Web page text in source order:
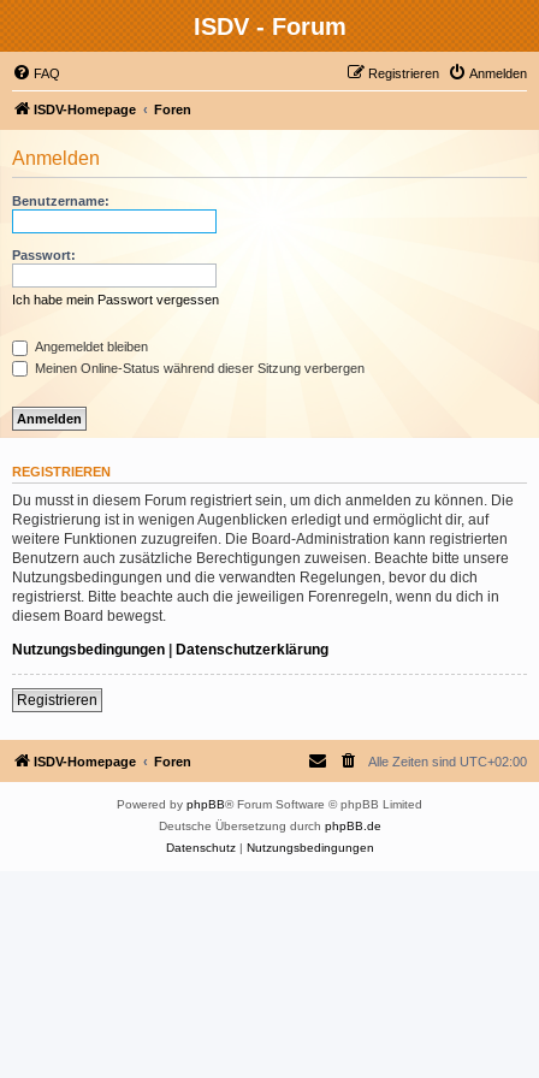
ISDV - Forum
FAQ Anmelden
Registrieren
ISDV-Homepage Foren
Anmelden
Benutzername:
Passwort:
Ich habe mein Passwort vergessen
Angemeldet bleiben
Meinen Online-Status während dieser Sitzung verbergen
REGISTRIEREN
Du musst in diesem Forum registriert sein, um dich anmelden zu können. Die
Registrierung ist in wenigen Augenblicken erledigt und ermöglicht dir, auf
weitere Funktionen zuzugreifen. Die Board-Administration kann registrierten
Benutzern auch zusätzliche Berechtigungen zuweisen. Beachte bitte unsere
Nutzungsbedingungen und die verwandten Regelungen, bevor du dich
registrierst. Bitte beachte auch die jeweiligen Forenregeln, wenn du dich in
diesem Board bewegst.
Nutzungsbedingungen | Datenschutzerklärung
Registrieren
ISDV-Homepage Foren Alle Zeiten sind UTC+02:00
Powered by phpBB® Forum Software © phpBB Limited
Deutsche Übersetzung durch phpBB.de
Datenschutz| Nutzungsbedingungen